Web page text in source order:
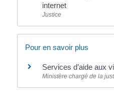
internet
Justice
Pour en savoir plus
Services d’aide aux
Ministère chargé de la